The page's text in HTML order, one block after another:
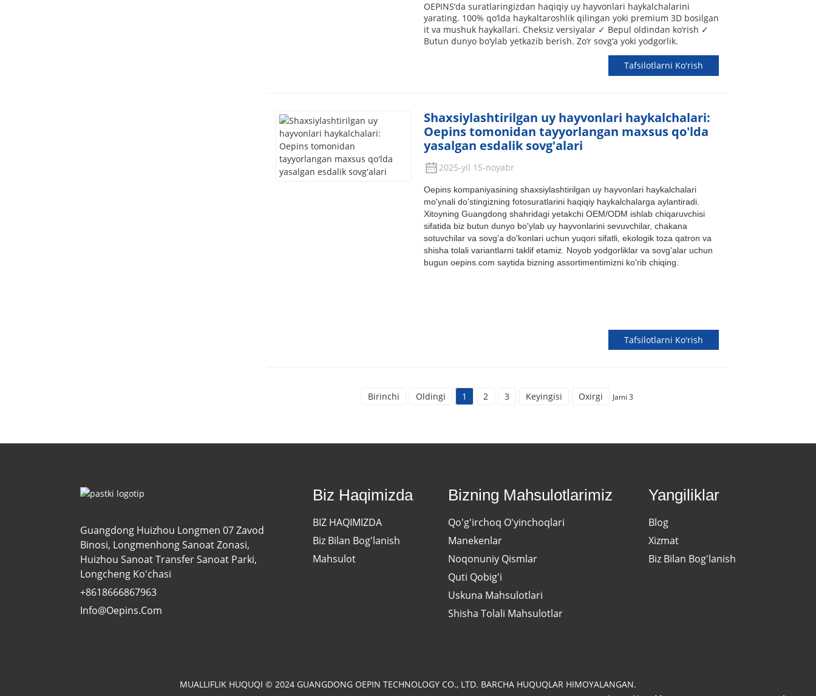
OEPINS’da suratlaringizdan haqiqiy uy hayvonlari haykalchalarini
yarating. 100% qo‘lda haykaltaroshlik qilingan yoki premium 3D bosilgan
it va mushuk haykallari. Cheksiz versiyalar ✓ Bepul oldindan ko‘rish ✓
Butun dunyo bo‘ylab yetkazib berish. Zo‘r sovg‘a yoki yodgorlik.
Tafsilotlarni Ko'rish
Shaxsiylashtirilgan uy hayvonlari haykalchalari:
Oepins tomonidan tayyorlangan maxsus qo'lda
yasalgan esdalik sovg'alari
2025-yil 15-noyabr
Oepins kompaniyasining shaxsiylashtirilgan uy hayvonlari haykalchalari
mo'ynali do'stingizning fotosuratlarini haqiqiy haykalchalarga aylantiradi.
Xitoyning Guangdong shahridagi yetakchi OEM/ODM ishlab chiqaruvchisi
sifatida biz butun dunyo bo'ylab uy hayvonlarini sevuvchilar, chakana
sotuvchilar va sovg'a do'konlari uchun yuqori sifatli, ekologik toza qatron va
shisha tolali variantlarni taklif etamiz. Noyob yodgorliklar va sovg'alar uchun
bugun oepins.com saytida bizning assortimentimizni ko'rib chiqing.
Tafsilotlarni Ko'rish
Birinchi Oldingi 1 2 3 Keyingisi Oxirgi Jami 3
Guangdong Huizhou Longmen 07 Zavod
Binosi, Longmenhong Sanoat Zonasi,
Huizhou Sanoat Transfer Sanoat Parki,
Longcheng Ko'chasi
+8618666867963
Info@oepins.com
Biz Haqimizda
BIZ HAQIMIZDA
Biz Bilan Bog'lanish
Mahsulot
Bizning Mahsulotlarimiz
Qo'g'irchoq O'yinchoqlari
Manekenlar
Noqonuniy Qismlar
Quti Qobig'i
Uskuna Mahsulotlari
Shisha Tolali Mahsulotlar
Yangiliklar
Blog
Xizmat
Biz Bilan Bog'lanish
MUALLIFLIK HUQUQI © 2024 GUANGDONG OEPIN TECHNOLOGY CO., LTD. BARCHA HUQUQLAR HIMOYALANGAN.